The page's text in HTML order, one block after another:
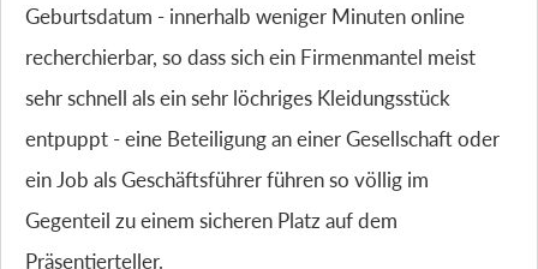
Geburtsdatum - innerhalb weniger Minuten online
recherchierbar, so dass sich ein Firmenmantel meist
sehr schnell als ein sehr löchriges Kleidungsstück
entpuppt - eine Beteiligung an einer Gesellschaft oder
ein Job als Geschäftsführer führen so völlig im
Gegenteil zu einem sicheren Platz auf dem
Präsentierteller.